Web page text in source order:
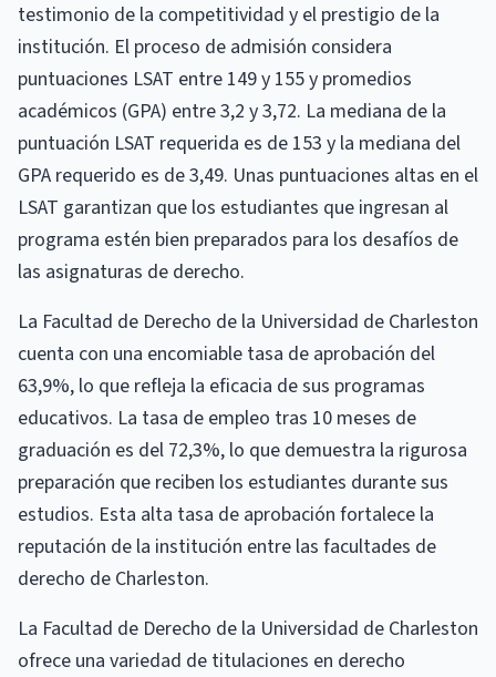
testimonio de la competitividad y el prestigio de la
institución. El proceso de admisión considera
puntuaciones LSAT entre 149 y 155 y promedios
académicos (GPA) entre 3,2 y 3,72. La mediana de la
puntuación LSAT requerida es de 153 y la mediana del
GPA requerido es de 3,49. Unas puntuaciones altas en el
LSAT garantizan que los estudiantes que ingresan al
programa estén bien preparados para los desafíos de
las asignaturas de derecho.
La Facultad de Derecho de la Universidad de Charleston
cuenta con una encomiable tasa de aprobación del
63,9%, lo que refleja la eficacia de sus programas
educativos. La tasa de empleo tras 10 meses de
graduación es del 72,3%, lo que demuestra la rigurosa
preparación que reciben los estudiantes durante sus
estudios. Esta alta tasa de aprobación fortalece la
reputación de la institución entre las facultades de
derecho de Charleston.
La Facultad de Derecho de la Universidad de Charleston
ofrece una variedad de titulaciones en derecho